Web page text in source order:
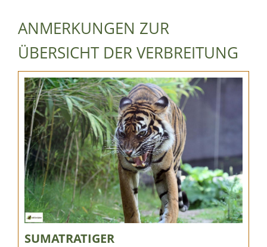
ANMERKUNGEN ZUR
ÜBERSICHT DER VERBREITUNG
SUMATRATIGER